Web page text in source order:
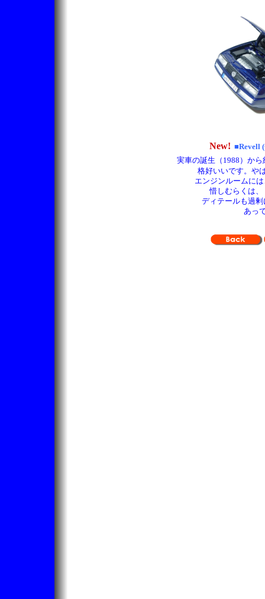
New! ■Revell
実車の誕生（1988）か
格好いいです。や
エンジンルームに
惜しむらくは
ディテールも過
あっ